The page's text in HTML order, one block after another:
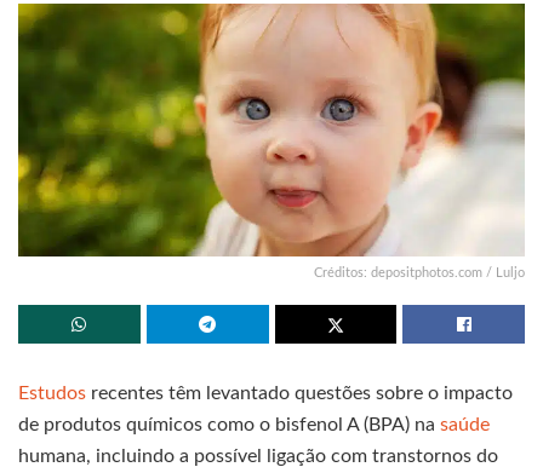
Créditos: depositphotos.com / Luljo
Estudos recentes têm levantado questões sobre o impacto
de produtos químicos como o bisfenol A (BPA) na saúde
humana, incluindo a possível ligação com transtornos do